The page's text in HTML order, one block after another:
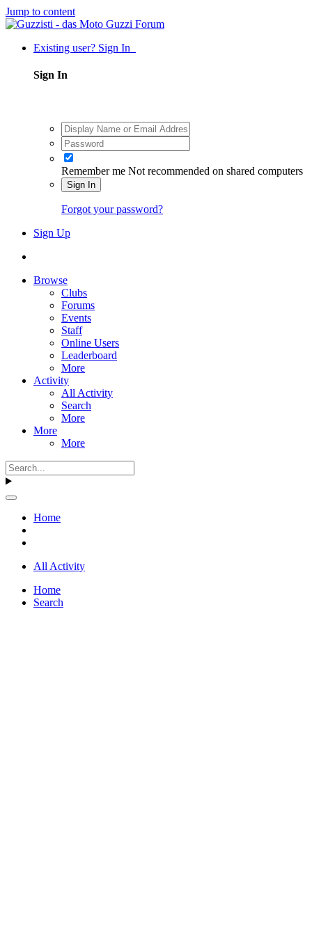
Jump to content
Existing user? Sign In
Sign In
Remember me Not recommended on shared computers
Sign In
Forgot your password?
Sign Up
Browse
Clubs
Forums
Events
Staff
Online Users
Leaderboard
More
Activity
All Activity
Search
More
More
More
Home
All Activity
Home
Search